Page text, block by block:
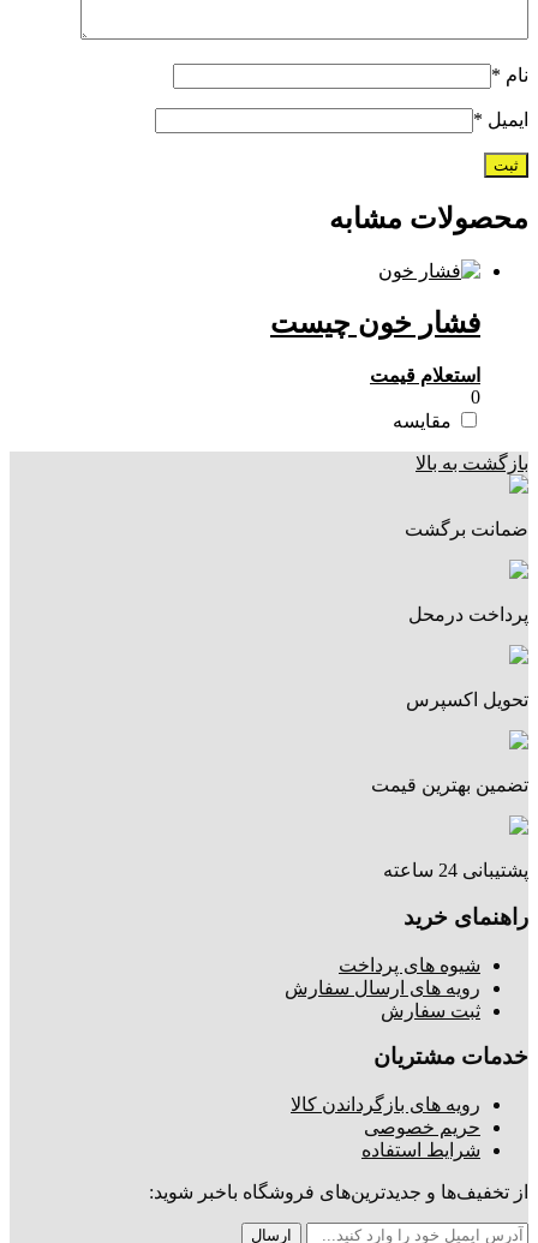
نام *
ایمیل *
محصولات مشابه
فشار خون چیست
استعلام قیمت
0
مقایسه
بازگشت به بالا
ضمانت برگشت
پرداخت درمحل
تحویل اکسپرس
تضمین بهترین قیمت
پشتیبانی 24 ساعته
راهنمای خرید
شیوه های پرداخت
رویه های ارسال سفارش
ثبت سفارش
خدمات مشتریان
رویه های بازگرداندن کالا
حریم خصوصی
شرایط استفاده
از تخفیف‌ها و جدیدترین‌های فروشگاه باخبر شوید: